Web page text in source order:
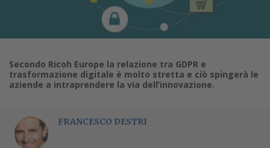
Secondo Ricoh Europe la relazione tra GDPR e
trasformazione digitale è molto stretta e ciò spingerà le
aziende a intraprendere la via dell’innovazione.
FRANCESCO DESTRI